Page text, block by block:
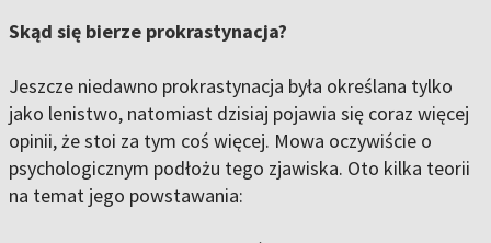
Skąd się bierze prokrastynacja?
Jeszcze niedawno prokrastynacja była określana tylko
jako lenistwo, natomiast dzisiaj pojawia się coraz więcej
opinii, że stoi za tym coś więcej. Mowa oczywiście o
psychologicznym podłożu tego zjawiska. Oto kilka teorii
na temat jego powstawania: